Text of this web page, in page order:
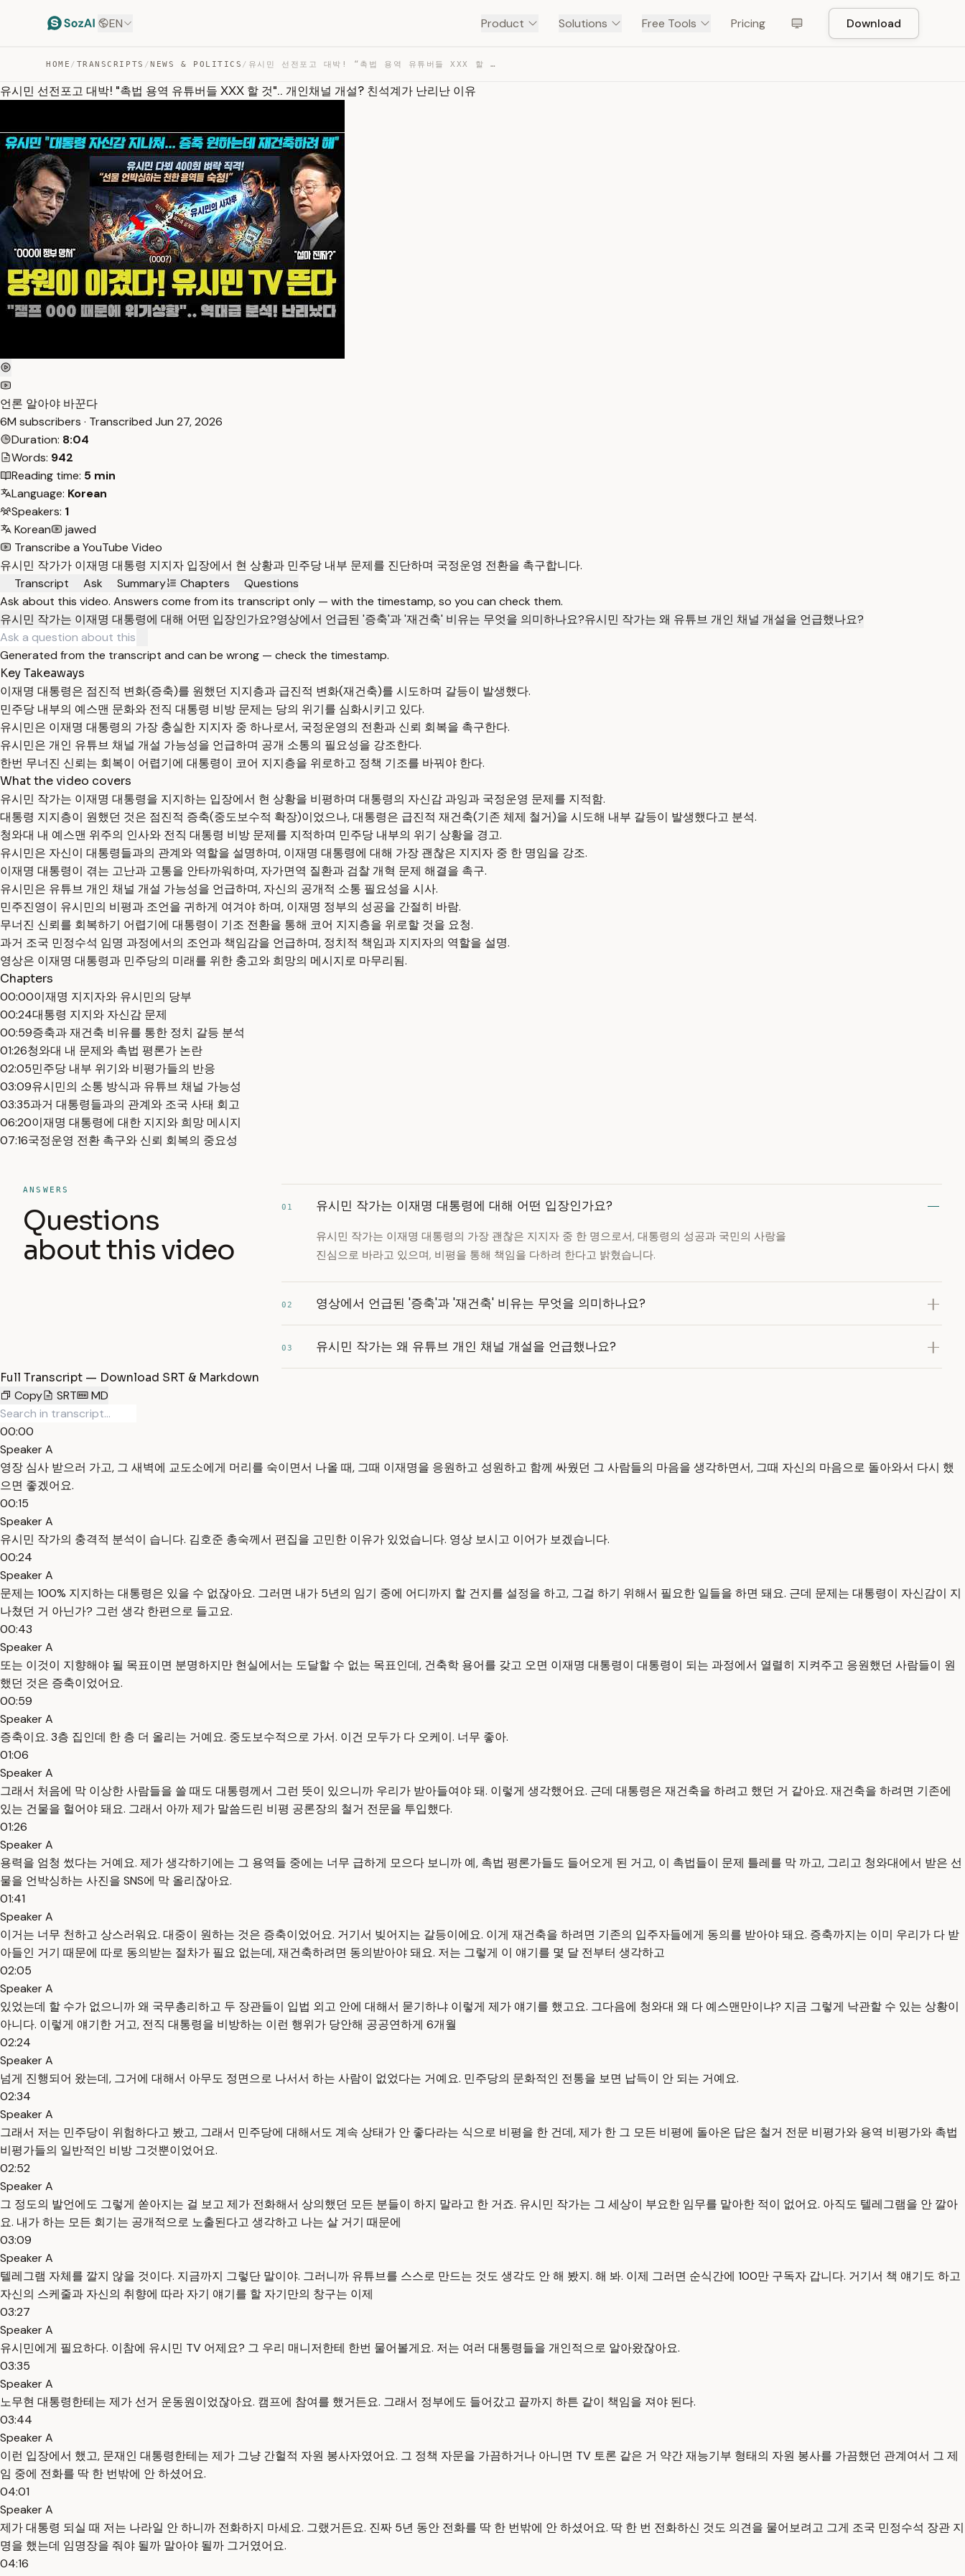
EN Product Solutions Free Tools Pricing Download
HOME / TRANSCRIPTS /NEWS & POLITICS / 유시민 선전포고 대박! “촉법 용역 유튜버들 XXX 할 것”.. 개인채널 개설? 친석계가 난리난 이유 — TRANSCRIPT
유시민 선전포고 대박! "촉법 용역 유튜버들 XXX 할 것".. 개인채널 개설? 친석계가 난리난 이유
언론 알아야 바꾼다
6M subscribers · Transcribed Jun 27, 2026
Duration: 8:04
Words: 942
Reading time: 5 min
Language: Korean
Speakers: 1
Korean
jawed
Transcribe a YouTube Video
유시민 작가가 이재명 대통령 지지자 입장에서 현 상황과 민주당 내부 문제를 진단하며 국정운영 전환을 촉구합니다.
Transcript
Ask Summary Chapters
Questions
Ask about this video. Answers come from its transcript only — with the timestamp, so you can check them.
유시민 작가는 이재명 대통령에 대해 어떤 입장인가요?영상에서 언급된 '증축'과 '재건축' 비유는 무엇을 의미하나요?유시민 작가는 왜 유튜브 개인 채널 개설을 언급했나요?
Generated from the transcript and can be wrong — check the timestamp.
Key Takeaways
이재명 대통령은 점진적 변화(증축)를 원했던 지지층과 급진적 변화(재건축)를 시도하며 갈등이 발생했다.
민주당 내부의 예스맨 문화와 전직 대통령 비방 문제는 당의 위기를 심화시키고 있다.
유시민은 이재명 대통령의 가장 충실한 지지자 중 하나로서, 국정운영의 전환과 신뢰 회복을 촉구한다.
유시민은 개인 유튜브 채널 개설 가능성을 언급하며 공개 소통의 필요성을 강조한다.
한번 무너진 신뢰는 회복이 어렵기에 대통령이 코어 지지층을 위로하고 정책 기조를 바꿔야 한다.
What the video covers
유시민 작가는 이재명 대통령을 지지하는 입장에서 현 상황을 비평하며 대통령의 자신감 과잉과 국정운영 문제를 지적함.
대통령 지지층이 원했던 것은 점진적 증축(중도보수적 확장)이었으나, 대통령은 급진적 재건축(기존 체제 철거)을 시도해 내부 갈등이 발생했다고 분석.
청와대 내 예스맨 위주의 인사와 전직 대통령 비방 문제를 지적하며 민주당 내부의 위기 상황을 경고.
유시민은 자신이 대통령들과의 관계와 역할을 설명하며, 이재명 대통령에 대해 가장 괜찮은 지지자 중 한 명임을 강조.
이재명 대통령이 겪는 고난과 고통을 안타까워하며, 자가면역 질환과 검찰 개혁 문제 해결을 촉구.
유시민은 유튜브 개인 채널 개설 가능성을 언급하며, 자신의 공개적 소통 필요성을 시사.
민주진영이 유시민의 비평과 조언을 귀하게 여겨야 하며, 이재명 정부의 성공을 간절히 바람.
무너진 신뢰를 회복하기 어렵기에 대통령이 기조 전환을 통해 코어 지지층을 위로할 것을 요청.
과거 조국 민정수석 임명 과정에서의 조언과 책임감을 언급하며, 정치적 책임과 지지자의 역할을 설명.
영상은 이재명 대통령과 민주당의 미래를 위한 충고와 희망의 메시지로 마무리됨.
Chapters
00:00이재명 지지자와 유시민의 당부
00:24대통령 지지와 자신감 문제
00:59증축과 재건축 비유를 통한 정치 갈등 분석
01:26청와대 내 문제와 촉법 평론가 논란
02:05민주당 내부 위기와 비평가들의 반응
03:09유시민의 소통 방식과 유튜브 채널 가능성
03:35과거 대통령들과의 관계와 조국 사태 회고
06:20이재명 대통령에 대한 지지와 희망 메시지
07:16국정운영 전환 촉구와 신뢰 회복의 중요성
ANSWERS
Questions
about this video
01 유시민 작가는 이재명 대통령에 대해 어떤 입장인가요?
유시민 작가는 이재명 대통령의 가장 괜찮은 지지자 중 한 명으로서, 대통령의 성공과 국민의 사랑을
진심으로 바라고 있으며, 비평을 통해 책임을 다하려 한다고 밝혔습니다.
02 영상에서 언급된 '증축'과 '재건축' 비유는 무엇을 의미하나요?
03 유시민 작가는 왜 유튜브 개인 채널 개설을 언급했나요?
Full Transcript — Download SRT & Markdown
Copy
SRT MD
00:00
Speaker A
영장 심사 받으러 가고, 그 새벽에 교도소에게 머리를 숙이면서 나올 때, 그때 이재명을 응원하고 성원하고 함께 싸웠던 그 사람들의 마음을 생각하면서, 그때 자신의 마음으로 돌아와서 다시 했
으면 좋겠어요.
00:15
Speaker A
유시민 작가의 충격적 분석이 습니다. 김호준 총숙께서 편집을 고민한 이유가 있었습니다. 영상 보시고 이어가 보겠습니다.
00:24
Speaker A
문제는 100% 지지하는 대통령은 있을 수 없잖아요. 그러면 내가 5년의 임기 중에 어디까지 할 건지를 설정을 하고, 그걸 하기 위해서 필요한 일들을 하면 돼요. 근데 문제는 대통령이 자신감이 지
나쳤던 거 아닌가? 그런 생각 한편으로 들고요.
00:43
Speaker A
또는 이것이 지향해야 될 목표이면 분명하지만 현실에서는 도달할 수 없는 목표인데, 건축학 용어를 갖고 오면 이재명 대통령이 대통령이 되는 과정에서 열렬히 지켜주고 응원했던 사람들이 원
했던 것은 증축이었어요.
00:59
Speaker A
증축이요. 3층 집인데 한 층 더 올리는 거예요. 중도보수적으로 가서. 이건 모두가 다 오케이. 너무 좋아.
01:06
Speaker A
그래서 처음에 막 이상한 사람들을 쓸 때도 대통령께서 그런 뜻이 있으니까 우리가 받아들여야 돼. 이렇게 생각했어요. 근데 대통령은 재건축을 하려고 했던 거 같아요. 재건축을 하려면 기존에
있는 건물을 헐어야 돼요. 그래서 아까 제가 말씀드린 비평 공론장의 철거 전문을 투입했다.
01:26
Speaker A
용력을 엄청 썼다는 거예요. 제가 생각하기에는 그 용역들 중에는 너무 급하게 모으다 보니까 예, 촉법 평론가들도 들어오게 된 거고, 이 촉법들이 문제 틀레를 막 까고, 그리고 청와대에서 받은 선
물을 언박싱하는 사진을 SNS에 막 올리잖아요.
01:41
Speaker A
이거는 너무 천하고 상스러워요. 대중이 원하는 것은 증축이었어요. 거기서 빚어지는 갈등이에요. 이게 재건축을 하려면 기존의 입주자들에게 동의를 받아야 돼요. 증축까지는 이미 우리가 다 받
아들인 거기 때문에 따로 동의받는 절차가 필요 없는데, 재건축하려면 동의받아야 돼요. 저는 그렇게 이 얘기를 몇 달 전부터 생각하고
02:05
Speaker A
있었는데 할 수가 없으니까 왜 국무총리하고 두 장관들이 입법 외고 안에 대해서 묻기하냐 이렇게 제가 얘기를 했고요. 그다음에 청와대 왜 다 예스맨만이냐? 지금 그렇게 낙관할 수 있는 상황이
아니다. 이렇게 얘기한 거고, 전직 대통령을 비방하는 이런 행위가 당안해 공공연하게 6개월
02:24
Speaker A
넘게 진행되어 왔는데, 그거에 대해서 아무도 정면으로 나서서 하는 사람이 없었다는 거예요. 민주당의 문화적인 전통을 보면 납득이 안 되는 거예요.
02:34
Speaker A
그래서 저는 민주당이 위험하다고 봤고, 그래서 민주당에 대해서도 계속 상태가 안 좋다라는 식으로 비평을 한 건데, 제가 한 그 모든 비평에 돌아온 답은 철거 전문 비평가와 용역 비평가와 촉법
비평가들의 일반적인 비방 그것뿐이었어요.
02:52
Speaker A
그 정도의 발언에도 그렇게 쏟아지는 걸 보고 제가 전화해서 상의했던 모든 분들이 하지 말라고 한 거죠. 유시민 작가는 그 세상이 부요한 임무를 맡아한 적이 없어요. 아직도 텔레그램을 안 깔아
요. 내가 하는 모든 회기는 공개적으로 노출된다고 생각하고 나는 살 거기 때문에
03:09
Speaker A
텔레그램 자체를 깔지 않을 것이다. 지금까지 그렇단 말이야. 그러니까 유튜브를 스스로 만드는 것도 생각도 안 해 봤지. 해 봐. 이제 그러면 순식간에 100만 구독자 갑니다. 거기서 책 얘기도 하고
자신의 스케줄과 자신의 취향에 따라 자기 얘기를 할 자기만의 창구는 이제
03:27
Speaker A
유시민에게 필요하다. 이참에 유시민 TV 어제요? 그 우리 매니저한테 한번 물어볼게요. 저는 여러 대통령들을 개인적으로 알아왔잖아요.
03:35
Speaker A
노무현 대통령한테는 제가 선거 운동원이었잖아요. 캠프에 참여를 했거든요. 그래서 정부에도 들어갔고 끝까지 하튼 같이 책임을 져야 된다.
03:44
Speaker A
이런 입장에서 했고, 문재인 대통령한테는 제가 그냥 간헐적 자원 봉사자였어요. 그 정책 자문을 가끔하거나 아니면 TV 토론 같은 거 약간 재능기부 형태의 자원 봉사를 가끔했던 관계여서 그 제
임 중에 전화를 딱 한 번밖에 안 하셨어요.
04:01
Speaker A
제가 대통령 되실 때 저는 나라일 안 하니까 전화하지 마세요. 그랬거든요. 진짜 5년 동안 전화를 딱 한 번밖에 안 하셨어요. 딱 한 번 전화하신 것도 의견을 물어보려고 그게 조국 민정수석 장관 지
명을 했는데 임명장을 줘야 될까 말아야 될까 그거였어요.
04:16